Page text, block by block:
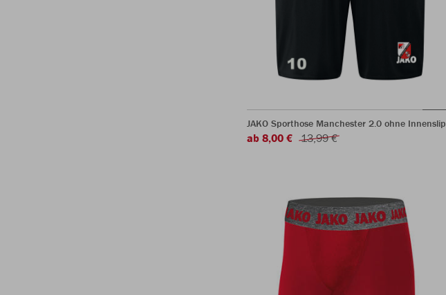
JAKO Sporthose Manchester 2.0 ohne Innenslip
ab 8,00 € 13,99 €